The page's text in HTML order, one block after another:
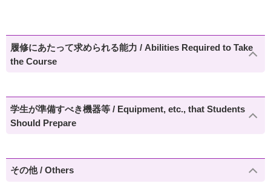
履修にあたって求められる能力 / Abilities Required to Take
the Course
学生が準備すべき機器等 / Equipment, etc., that Students
Should Prepare
その他 / Others